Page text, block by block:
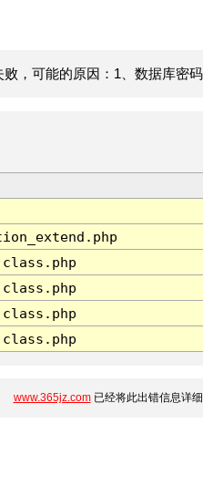
，可能的原因：1、数据库密
www.365jz.com已经将此出错信息详